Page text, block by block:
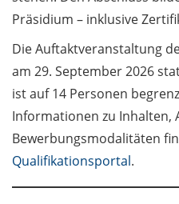
2. Juni 2026 / Action
Week “Science Against
Fascism”: public lecture
on 2 June 2026 (in
Edit: Verschoben auf
den 24. Juni „Dies
Academicus“: Sport-
Präsidium – inklusive
Die Auftaktveranstaltung
am 29. September 2026
ist auf 14 Personen
Informationen zu Inhalten,
Bewerbungsmodalitäten
Qualifikationsportal.